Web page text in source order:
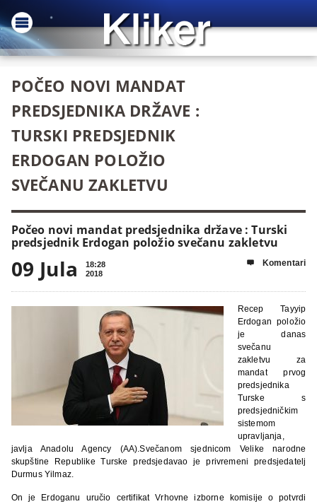
POČEO NOVI MANDAT
PREDSJEDNIKA DRŽAVE :
TURSKI PREDSJEDNIK
ERDOGAN POLOŽIO
SVEČANU ZAKLETVU
Počeo novi mandat predsjednika države : Turski
predsjednik Erdogan položio svečanu zakletvu
09 Jula
18:28
2018
 Komentari
Recep Tayyip
Erdogan položio
je danas
svečanu
zakletvu za
mandat prvog
predsjednika
Turske s
predsjedničkim
sistemom
upravljanja,
javlja Anadolu Agency (AA).Svečanom sjednicom Velike narodne
skupštine Republike Turske predsjedavao je privremeni predsjedatelj
Durmus Yilmaz.
On je Erdoganu uručio certifikat Vrhovne izborne komisije o potvrdi